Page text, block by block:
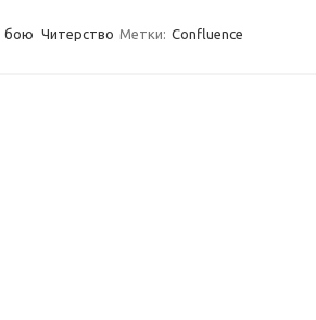
бою Читерство Метки: Confluence